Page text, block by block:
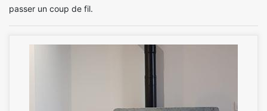
passer un coup de fil.